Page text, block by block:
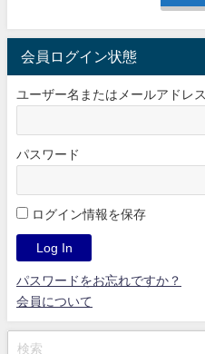
会員ログイン状態
ユーザー名またはメールアドレス
パスワード
ログイン情報を保存
パスワードをお忘れですか？
会員について